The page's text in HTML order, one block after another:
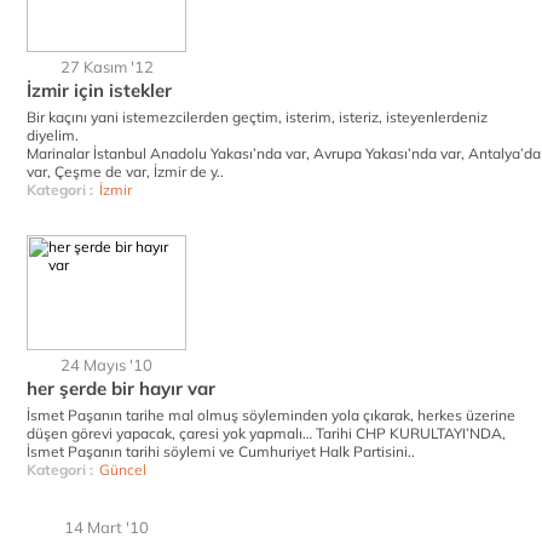
27 Kasım '12
İzmir için istekler
Bir kaçını yani istemezcilerden geçtim, isterim, isteriz, isteyenlerdeniz
diyelim.
Marinalar İstanbul Anadolu Yakası’nda var, Avrupa Yakası’nda var, Antalya’da
var, Çeşme de var, İzmir de y..
Kategori : İzmir
24 Mayıs '10
her şerde bir hayır var
İsmet Paşanın tarihe mal olmuş söyleminden yola çıkarak, herkes üzerine
düşen görevi yapacak, çaresi yok yapmalı… Tarihi CHP KURULTAYI’NDA,
İsmet Paşanın tarihi söylemi ve Cumhuriyet Halk Partisini..
Kategori : Güncel
14 Mart '10